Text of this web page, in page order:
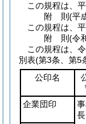
この規程は、
附 則(平
この規程は、
附 則(令
この規程は、
別表(第3条、第5
公印名
企業団印
長